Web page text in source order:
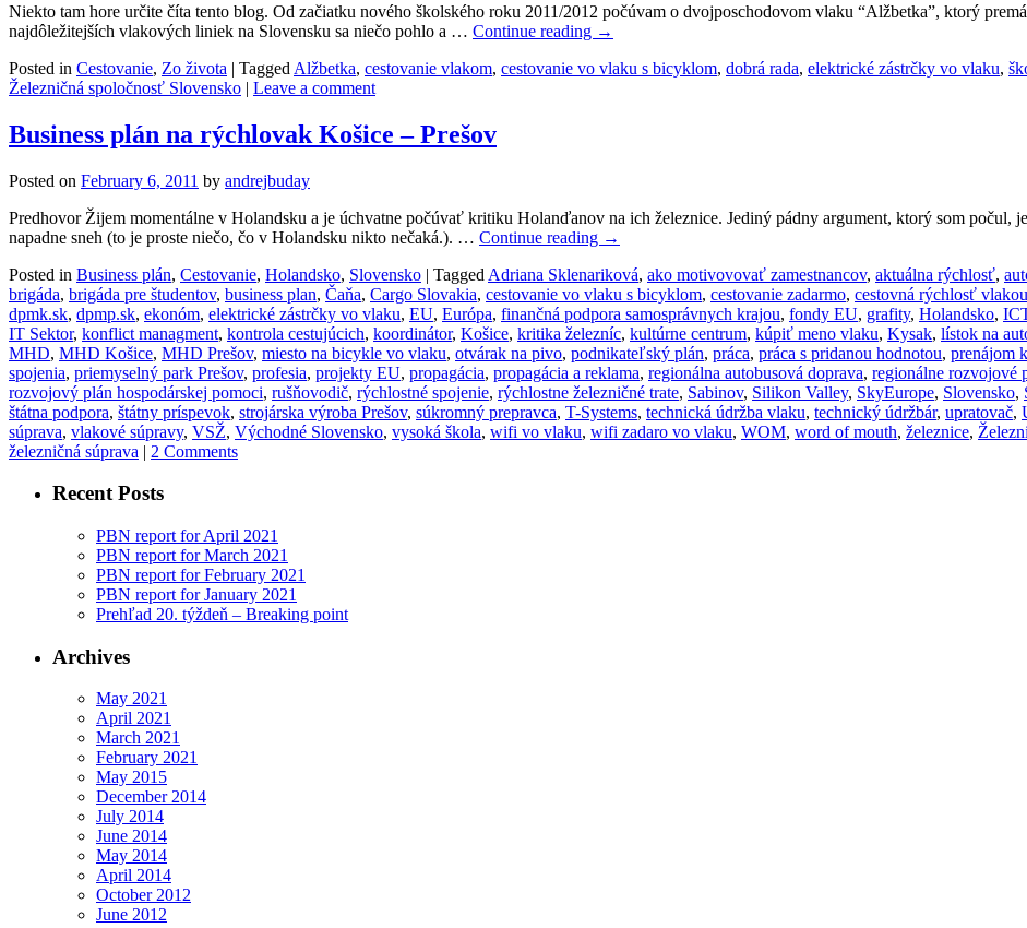
Niekto tam hore určite číta tento blog. Od začiatku nového školského roku 2011/2012 počúvam o dvojposchodovom vlaku “Alžbetka”, ktorý
najdôležitejších vlakových liniek na Slovensku sa niečo pohlo a … Continue reading →
Posted in Cestovanie, Zo života | Tagged Alžbetka, cestovanie vlakom, cestovanie vo vlaku s bicyklom, dobrá rada, elektrické zástrčky vo vlaku,
Železničná spoločnosť Slovensko | Leave a comment
Business plán na rýchlovak Košice – Prešov
Posted on February 6, 2011 by andrejbuday
Predhovor Žijem momentálne v Holandsku a je úchvatne počúvať kritiku Holanďanov na ich železnice. Jediný pádny argument, ktorý som počul,
napadne sneh (to je proste niečo, čo v Holandsku nikto nečaká.). … Continue reading →
Posted in Business plán, Cestovanie, Holandsko, Slovensko | Tagged Adriana Sklenariková, ako motivovovať zamestnancov, aktuálna rýchlosť,
brigáda, brigáda pre študentov, business plan, Čaňa, Cargo Slovakia, cestovanie vo vlaku s bicyklom, cestovanie zadarmo, cestovná rýchlosť vlakou
dpmk.sk, dpmp.sk, ekonóm, elektrické zástrčky vo vlaku, EU, Európa, finančná podpora samosprávnych krajou, fondy EU, grafity, Holandsko,
IT Sektor, konflict managment, kontrola cestujúcich, koordinátor, Košice, kritika železníc, kultúrne centrum, kúpiť meno vlaku, Kysak, lístok na
MHD, MHD Košice, MHD Prešov, miesto na bicykle vo vlaku, otvárak na pivo, podnikateľský plán, práca, práca s pridanou hodnotou, prenájom
spojenia, priemyselný park Prešov, profesia, projekty EU, propagácia, propagácia a reklama, regionálna autobusová doprava, regionálne rozvojové
rozvojový plán hospodárskej pomoci, rušňovodič, rýchlostné spojenie, rýchlostne železničné trate, Sabinov, Silikon Valley, SkyEurope, Slovensko,
štátna podpora, štátny príspevok, strojárska výroba Prešov, súkromný prepravca, T-Systems, technická údržba vlaku, technický údržbár, upratovač,
súprava, vlakové súpravy, VSŽ, Východné Slovensko, vysoká škola, wifi vo vlaku, wifi zadaro vo vlaku, WOM, word of mouth, železnice,
železničná súprava | 2 Comments
Recent Posts
PBN report for April 2021
PBN report for March 2021
PBN report for February 2021
PBN report for January 2021
Prehľad 20. týždeň – Breaking point
Archives
May 2021
April 2021
March 2021
February 2021
May 2015
December 2014
July 2014
June 2014
May 2014
April 2014
October 2012
June 2012